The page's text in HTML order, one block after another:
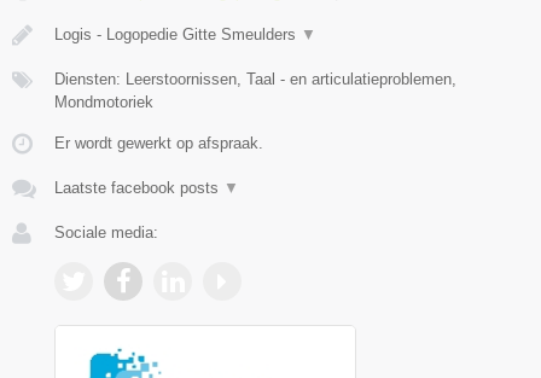
Logis - Logopedie Gitte Smeulders ▼
Diensten: Leerstoornissen, Taal - en articulatieproblemen,
Mondmotoriek
Er wordt gewerkt op afspraak.
Laatste facebook posts ▼
Sociale media: